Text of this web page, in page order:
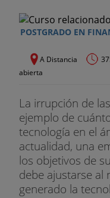
POSTGRADO EN
A Distancia
abierta
La irrupción de
ejemplo de
tecnología en el
actualidad, una
los objetivos de
debe ajustarse al
generado la